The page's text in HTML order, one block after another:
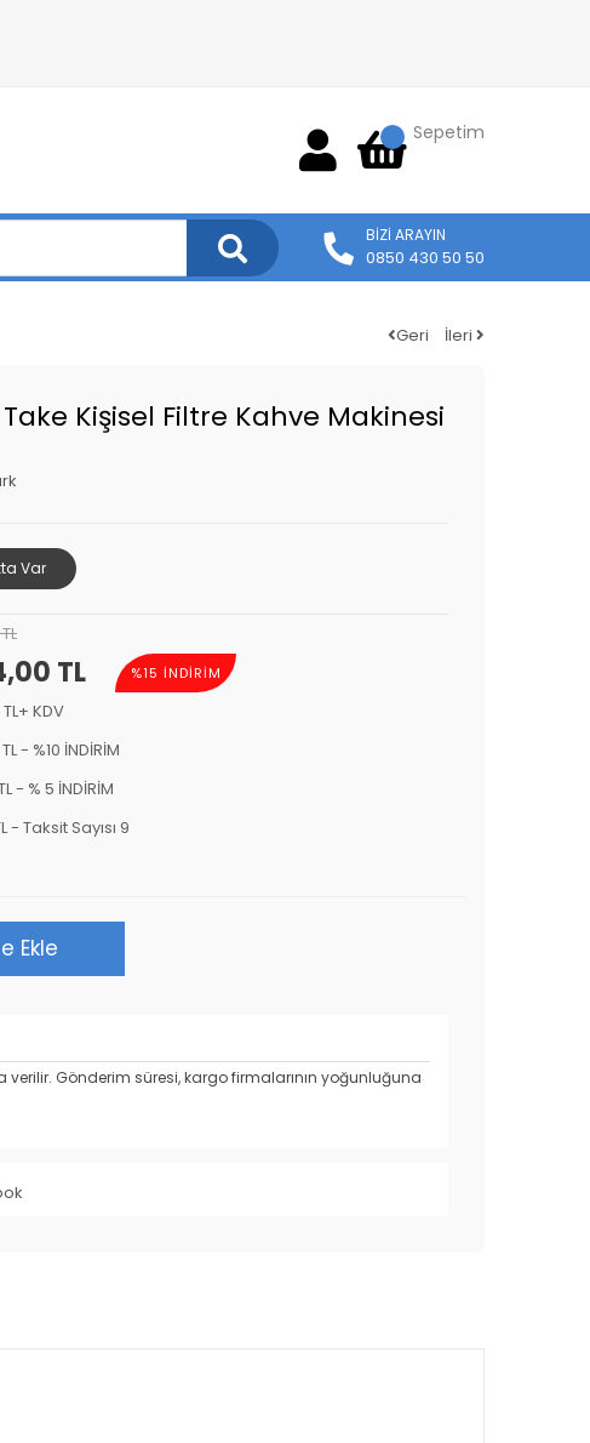
Sepetim
BIZI ARAYIN
0850 430 50 50
Geri İleri
Kişisel Filtre Kahve Makinesi
Var
TL %15 İNDİRİM
KDV
- %10 İNDİRİM
- % 5 İNDİRİM
- Taksit Sayısı 9
Ekle
verilir. Gönderim süresi, kargo firmalarının yoğunluğuna